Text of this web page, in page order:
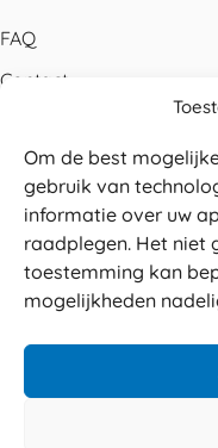
Om de best
gebruik van
informatie over uw
raadplegen. Het niet
toestemming kan
mogelijkheden
FAQ
Contact
Betalen
Levering
Retouren
Service en garantie
Veilig